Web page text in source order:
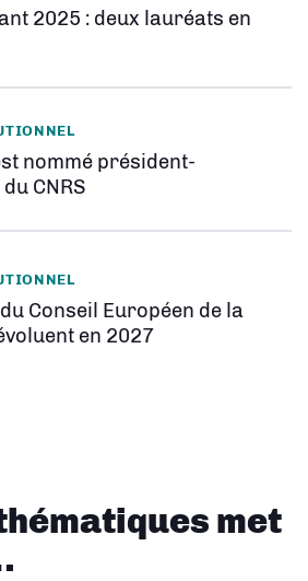
2025 : deux lauréats en
nommé président-
CNRS
Conseil Européen de la
en 2027
met